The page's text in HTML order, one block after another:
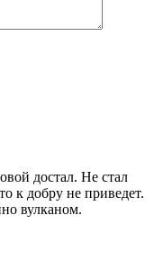
достал. Не стал
к добру не приведет.
вулканом.